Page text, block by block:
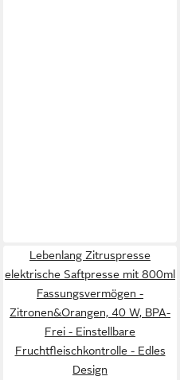
Lebenlang Zitruspresse
elektrische Saftpresse mit 800ml
Fassungsvermögen -
Zitronen&Orangen, 40 W, BPA-
Frei - Einstellbare
Fruchtfleischkontrolle - Edles
Design